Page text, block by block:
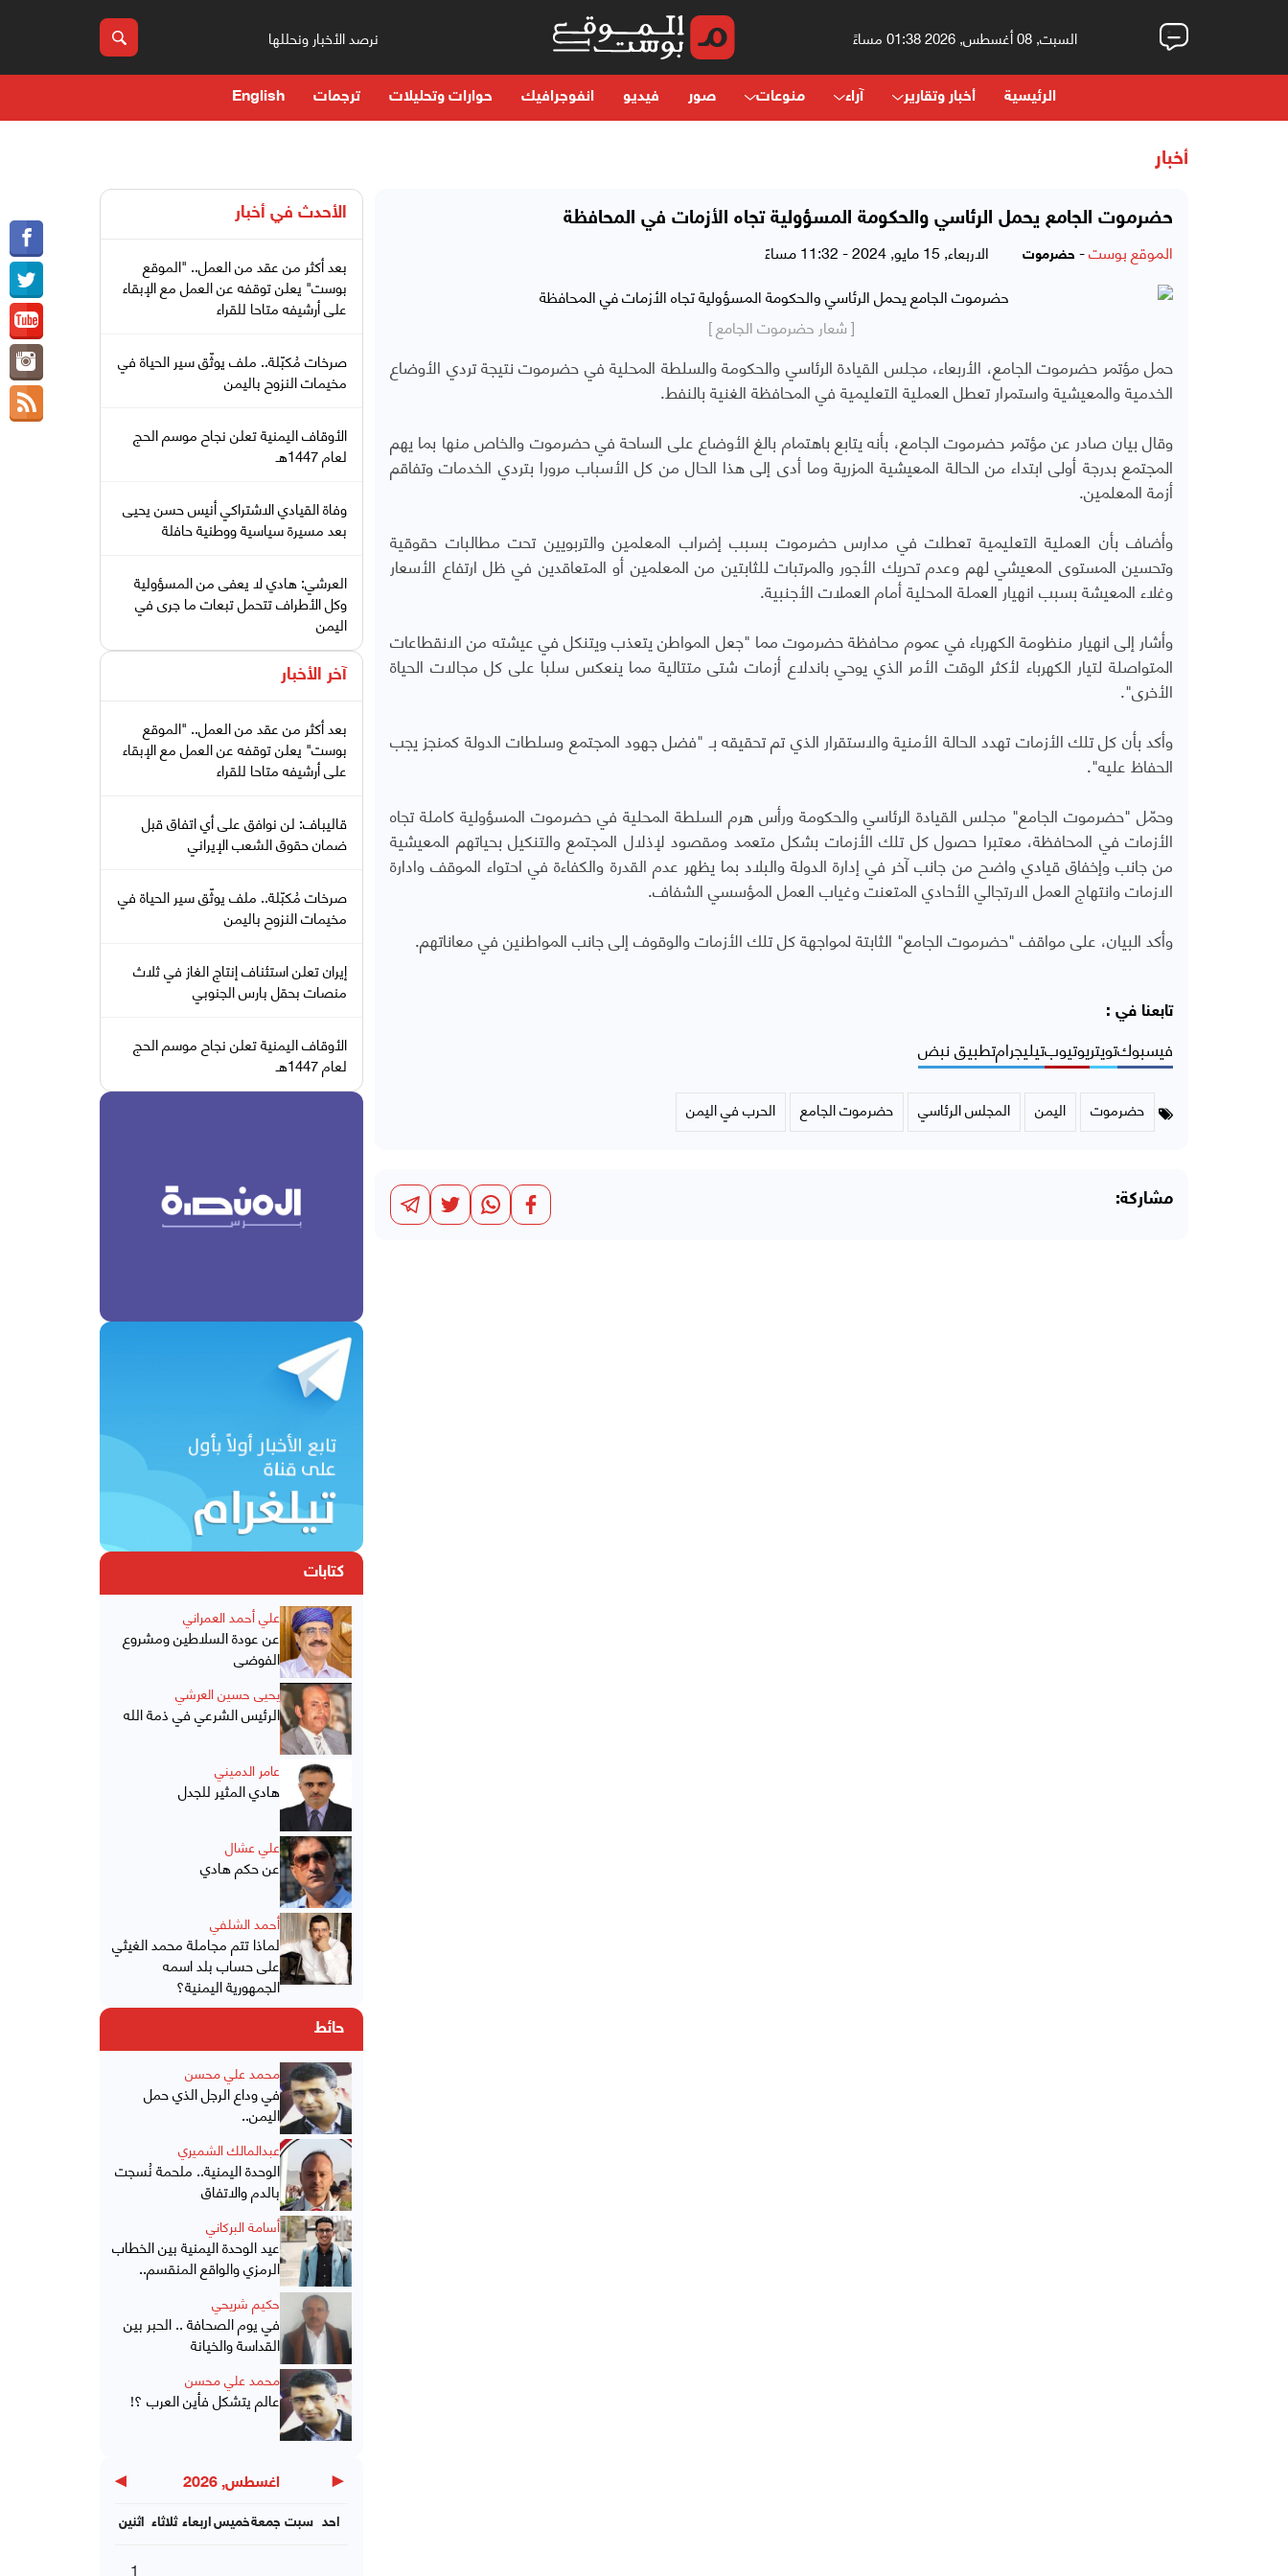
السبت, 08 أغسطس, 2026 01:38 مساءً نرصد الأخبار ونحللها
الرئيسية أخبار وتقارير آراء منوعات صور فيديو انفوجرافيك حوارات وتحليلات ترجمات English
أخبار
حضرموت الجامع يحمل الرئاسي والحكومة المسؤولية تجاه الأزمات في المحافظة
الموقع بوست- حضرموت الاربعاء, 15 مايو, 2024 - 11:32 مساءً
[ شعار حضرموت الجامع ]
حمل مؤتمر حضرموت الجامع، الأربعاء، مجلس القيادة الرئاسي والحكومة والسلطة المحلية في حضرموت نتيجة تردي الأوضاع
الخدمية والمعيشية واستمرار تعطل العملية التعليمية في المحافظة الغنية بالنفط.
وقال بيان صادر عن مؤتمر حضرموت الجامع، بأنه يتابع باهتمام بالغ الأوضاع على الساحة في حضرموت والخاص منها بما يهم
المجتمع بدرجة أولى ابتداء من الحالة المعيشية المزرية وما أدى إلى هذا الحال من كل الأسباب مرورا بتردي الخدمات وتفاقم
أزمة المعلمين.
وأضاف بأن العملية التعليمية تعطلت في مدارس حضرموت بسبب إضراب المعلمين والتربويين تحت مطالبات حقوقية
وتحسين المستوى المعيشي لهم وعدم تحريك الأجور والمرتبات للثابتين من المعلمين أو المتعاقدين في ظل ارتفاع الأسعار
وغلاء المعيشة بسبب انهيار العملة المحلية أمام العملات الأجنبية.
وأشار إلى انهيار منظومة الكهرباء في عموم محافظة حضرموت مما "جعل المواطن يتعذب ويتنكل في عيشته من الانقطاعات
المتواصلة لتيار الكهرباء لأكثر الوقت الأمر الذي يوحي باندلاع أزمات شتى متتالية مما ينعكس سلبا على كل مجالات الحياة
الأخرى".
وأكد بأن كل تلك الأزمات تهدد الحالة الأمنية والاستقرار الذي تم تحقيقه بـ "فضل جهود المجتمع وسلطات الدولة كمنجز يجب
الحفاظ عليه".
وحمّل "حضرموت الجامع" مجلس القيادة الرئاسي والحكومة ورأس هرم السلطة المحلية في حضرموت المسؤولية كاملة تجاه
الأزمات في المحافظة، معتبرا حصول كل تلك الأزمات بشكل متعمد ومقصود لإذلال المجتمع والتنكيل بحياتهم المعيشية
من جانب وإخفاق قيادي واضح من جانب آخر في إدارة الدولة والبلاد بما يظهر عدم القدرة والكفاءة في احتواء الموقف وادارة
الازمات وانتهاج العمل الارتجالي الأحادي المتعنت وغياب العمل المؤسسي الشفاف.
وأكد البيان، على مواقف "حضرموت الجامع" الثابتة لمواجهة كل تلك الأزمات والوقوف إلى جانب المواطنين في معاناتهم.
تابعنا في :
فيسبوكتويتريوتيوبتيليجرامتطبيق نبض
حضرموت اليمن المجلس الرئاسي حضرموت الجامع الحرب في اليمن
مشاركة:
الأحدث في أخبار
بعد أكثر من عقد من العمل.. "الموقع
بوست" يعلن توقفه عن العمل مع الإبقاء
على أرشيفه متاحا للقراء
صرخات مُكبّلة.. ملف يوثّق سير الحياة في
مخيمات النزوح باليمن
الأوقاف اليمنية تعلن نجاح موسم الحج
لعام 1447هـ
وفاة القيادي الاشتراكي أنيس حسن يحيى
بعد مسيرة سياسية ووطنية حافلة
العرشي: هادي لا يعفى من المسؤولية
وكل الأطراف تتحمل تبعات ما جرى في
اليمن
آخر الأخبار
بعد أكثر من عقد من العمل.. "الموقع
بوست" يعلن توقفه عن العمل مع الإبقاء
على أرشيفه متاحا للقراء
قاليباف: لن نوافق على أي اتفاق قبل
ضمان حقوق الشعب الإيراني
صرخات مُكبّلة.. ملف يوثّق سير الحياة في
مخيمات النزوح باليمن
إيران تعلن استئناف إنتاج الغاز في ثلاث
منصات بحقل بارس الجنوبي
الأوقاف اليمنية تعلن نجاح موسم الحج
لعام 1447هـ
كتابات
علي أحمد العمراني
عن عودة السلاطين ومشروع
الفوضى
يحيى حسين العرشي
الرئيس الشرعي في ذمة الله
عامر الدميني
هادي المثير للجدل
علي عشال
عن حكم هادي
أحمد الشلفي
لماذا تتم مجاملة محمد الغيثي
على حساب بلد اسمه
الجمهورية اليمنية؟
حائط
محمد علي محسن
في وداع الرجل الذي حمل
اليمن..
عبدالمالك الشميري
الوحدة اليمنية.. ملحمة نُسجت
بالدم والاتفاق
أسامة البركاني
عيد الوحدة اليمنية بين الخطاب
الرمزي والواقع المنقسم..
حكيم شريحي
في يوم الصحافة .. الحبر بين
القداسة والخيانة
محمد علي محسن
عالم يتشكل فأين العرب ؟!
◀ اغسطس, 2026 ▶
اثنين ثلاثاء اربعاءخميسجمعة سبت احد
1